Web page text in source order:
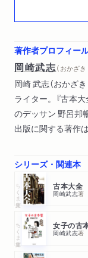
松任谷由実 川を
草野心平 人生い
著作者プロフィー
岡崎武志（ おかざ
岡崎 武志（おかざ
ライター。『古本大
のデッサン 野呂邦
出版に関する著作は
シリーズ・関連本
ちくま文庫 古本大全
岡崎武志著
ちくま文庫 女子の古
岡崎武志著